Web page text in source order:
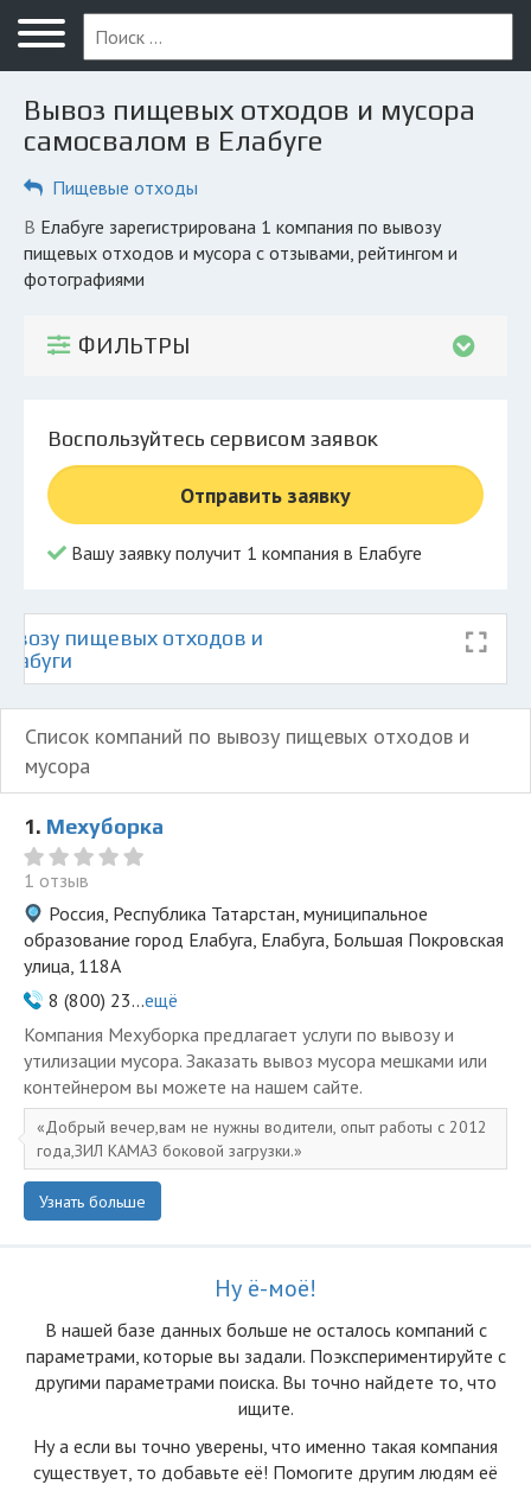
Меню
Главная
Вопрос юристу
Компании
КОМПАНИЯМ
© 2026 Все права защищены
Вывоз пищевых отходов и мусора
самосвалом в Елабуге
Пищевые отходы
в Елабуге зарегистрирована 1 компания по вывозу
пищевых отходов и мусора с отзывами, рейтингом и
фотографиями
ФИЛЬТРЫ
Воспользуйтесь сервисом заявок
Отправить заявку
Вашу заявку получит 1 компания в Елабуге
пищевых отходов и
Список компаний по вывозу пищевых отходов и
мусора
1. Мехуборка
1 отзыв
Россия, Республика Татарстан, муниципальное
образование город Елабуга, Елабуга, Большая Покровская
улица, 118А
8 (800) 23...ещё
Компания Мехуборка предлагает услуги по вывозу и
утилизации мусора. Заказать вывоз мусора мешками или
контейнером вы можете на нашем сайте.
Добрый вечер,вам не нужны водители, опыт работы с 2012
года,ЗИЛ КАМАЗ боковой загрузки.
Узнать больше
Ну ё-моё!
В нашей базе данных больше не осталоcь компаний с
параметрами, которые вы задали. Поэкспериментируйте с
другими параметрами поиска. Вы точно найдете то, что
ищите.
Ну а если вы точно уверены, что именно такая компания
существует, то добавьте её! Помогите другим людям её